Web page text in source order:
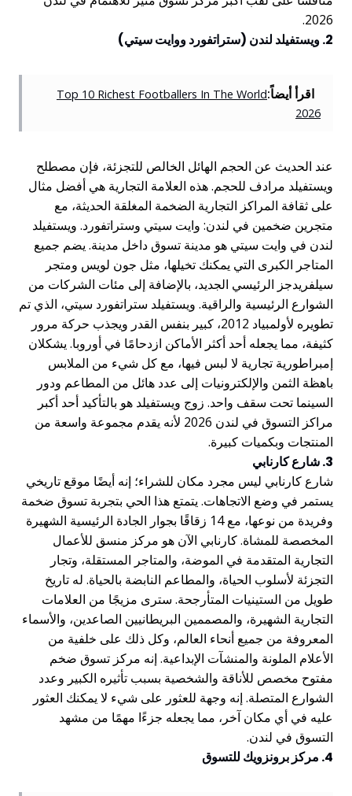
2026.
2. ويستفيلد لندن (ستراتفورد ووايت سيتي)
اقرأ أيضاً:Top 10 Richest Footballers In The World
2026
عند الحديث عن الحجم الهائل الخالص للتجزئة، فإن مصطلح
ويستفيلد مرادف للحجم. هذه العلامة التجارية هي أفضل مثال
على ثقافة المراكز التجارية الضخمة المغلقة الحديثة، مع
متجرين ضخمين في لندن: وايت سيتي وستراتفورد. ويستفيلد
لندن في وايت سيتي هو مدينة تسوق داخل مدينة. يضم جميع
المتاجر الكبرى التي يمكنك تخيلها، مثل جون لويس ومتجر
سيلفريدجز الرئيسي الجديد، بالإضافة إلى مئات الشركات من
الشوارع الرئيسية والراقية. ويستفيلد ستراتفورد سيتي، الذي تم
تطويره لأولمبياد 2012، كبير بنفس القدر ويجذب حركة مرور
كثيفة، مما يجعله أحد أكثر الأماكن ازدحامًا في أوروبا. يشكلان
إمبراطورية تجارية لا لبس فيها، مع كل شيء من الملابس
باهظة الثمن والإلكترونيات إلى عدد هائل من المطاعم ودور
السينما تحت سقف واحد. زوج ويستفيلد هو بالتأكيد أحد أكبر
مراكز التسوق في لندن 2026 لأنه يقدم مجموعة واسعة من
المنتجات وبكميات كبيرة.
3. شارع كارنابي
شارع كارنابي ليس مجرد مكان للشراء؛ إنه أيضًا موقع تاريخي
يستمر في وضع الاتجاهات. يتمتع هذا الحي بتجربة تسوق ضخمة
وفريدة من نوعها، مع 14 زقاقًا بجوار الجادة الرئيسية الشهيرة
المخصصة للمشاة. كارنابي الآن هو مركز منسق للأعمال
التجارية المتقدمة في الموضة، والمتاجر المستقلة، وتجار
التجزئة لأسلوب الحياة، والمطاعم النابضة بالحياة. له تاريخ
طويل من الستينيات المتأرجحة. سترى مزيجًا من العلامات
التجارية الشهيرة، والمصممين البريطانيين الصاعدين، والأسماء
المعروفة من جميع أنحاء العالم، وكل ذلك على خلفية من
الأعلام الملونة والمنشآت الإبداعية. إنه مركز تسوق ضخم
مفتوح مخصص للأناقة والشخصية بسبب تأثيره الكبير وعدد
الشوارع المتصلة. إنه وجهة للعثور على شيء لا يمكنك العثور
عليه في أي مكان آخر، مما يجعله جزءًا مهمًا من مشهد
التسوق في لندن.
4. مركز برونزويك للتسوق